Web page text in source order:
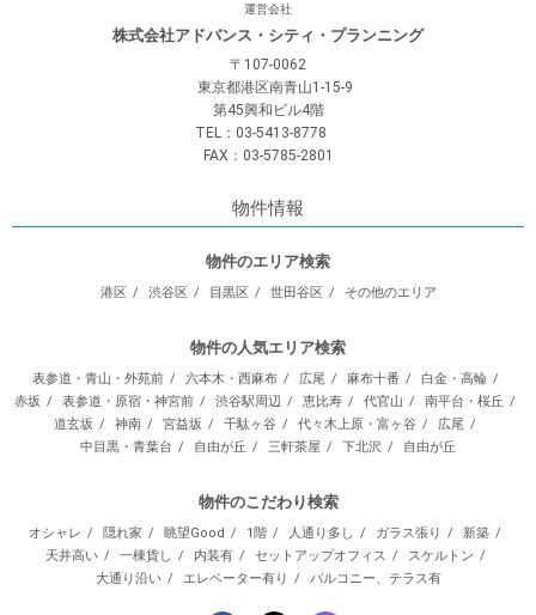
運営会社
株式会社アドバンス・シティ・プランニング
〒107-0062
東京都港区南青山1-15-9
第45興和ビル4階
TEL：03-5413-8778
FAX：03-5785-2801
物件情報
物件のエリア検索
港区 渋谷区 目黒区 世田谷区 その他のエリア
物件の人気エリア検索
表参道・青山・外苑前 六本木・西麻布 広尾 麻布十番
白金・高輪
赤坂
表参道・原宿・神宮前 渋谷駅周辺 恵比寿 代官山
南平台・桜丘
道玄坂
神南 宮益坂 千駄ヶ谷 代々木上原・富ヶ谷
広尾
中目黒・青葉台
自由が丘 三軒茶屋 下北沢 自由が丘
物件のこだわり検索
オシャレ 隠れ家 眺望Good 1階 人通り多し ガラス張り
新築
天井高い
一棟貨し 内装有 セットアップオフィス
スケルトン
大通り沿い
エレベーター有り バルコニー、テラス有